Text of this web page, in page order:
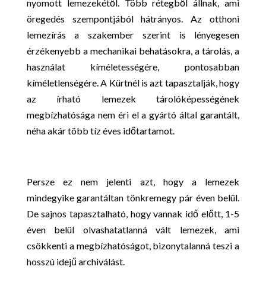
nyomott lemezekétől. Több rétegből állnak, ami
öregedés szempontjából hátrányos. Az otthoni
lemezírás a szakember szerint is lényegesen
érzékenyebb a mechanikai behatásokra, a tárolás, a
használat kíméletességére, pontosabban
kíméletlenségére. A Kürtnél is azt tapasztalják, hogy
az írható lemezek tárolóképességének
megbízhatósága nem éri el a gyártó által garantált,
néha akár több tíz éves időtartamot.
Persze ez nem jelenti azt, hogy a lemezek
mindegyike garantáltan tönkremegy pár éven belül.
De sajnos tapasztalható, hogy vannak idő előtt, 1-5
éven belül olvashatatlanná vált lemezek, ami
csökkenti a megbízhatóságot, bizonytalanná teszi a
hosszú idejű archiválást.